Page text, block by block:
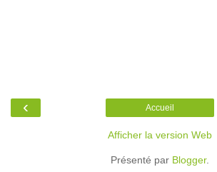
‹ Accueil
Afficher la version Web
Présenté par Blogger.